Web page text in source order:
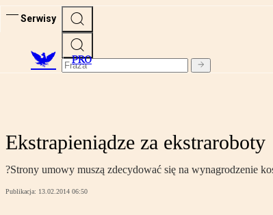
Serwisy
PRO
Ekstrapieniądze za ekstraroboty
?Strony umowy muszą zdecydować się na wynagrodzenie
Publikacja: 13.02.2014 06:50